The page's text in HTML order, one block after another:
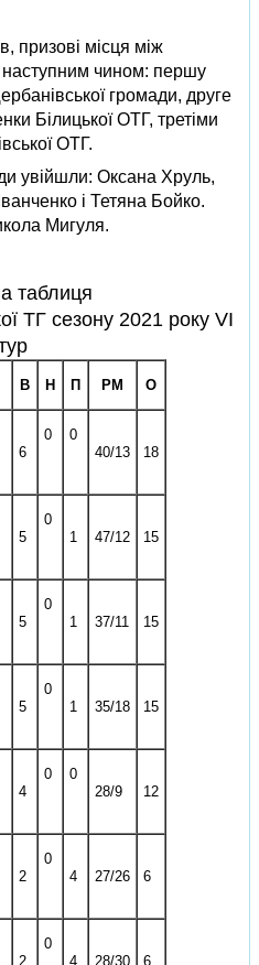
призові місця між
чином: першу
громади, друге
Білицької ОТГ, третіми
ОТГ.
увійшли: Оксана Хруль,
і Тетяна Бойко.
Мигуля.
таблиця
ТГ сезону 2021 року VI
В Н П РМ О
6
0
0
40/13
18
5
0
1
47/12 15
5
0
1
37/11 15
5
0
1
35/18 15
4
0
0
28/9
12
2
0
4
27/26 6
2
0
4
28/30 6